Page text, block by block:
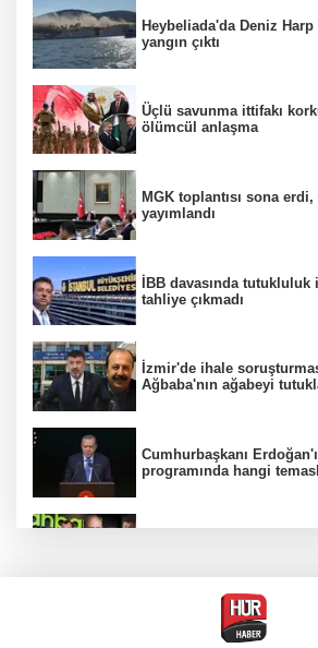
Heybeliada'da Deniz Harp
yangın çıktı
Üçlü savunma ittifakı
ölümcül anlaşma
MGK toplantısı sona
yayımlandı
İBB davasında tutukluluk
tahliye çıkmadı
İzmir'de ihale
Ağbaba'nın ağabeyi
Cumhurbaşkanı
programında hangi
MGK Cumhurbaşkanlığı
gündemle toplandı